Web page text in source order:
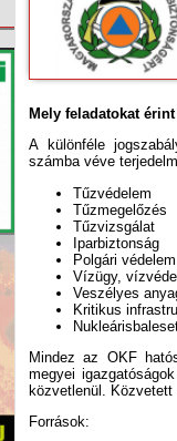
Mely feladatokat
A különféle
számba véve
Tűzvédelem
Tűzmegelőzés
Tűzvizsgálat
Iparbiztonság
Polgári védelem
Vízügy,
Veszélyes
Kritikus
Mindez az OKF
megyei
közvetlenül.
Források: